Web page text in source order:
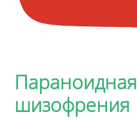
Параноидная
шизофрения